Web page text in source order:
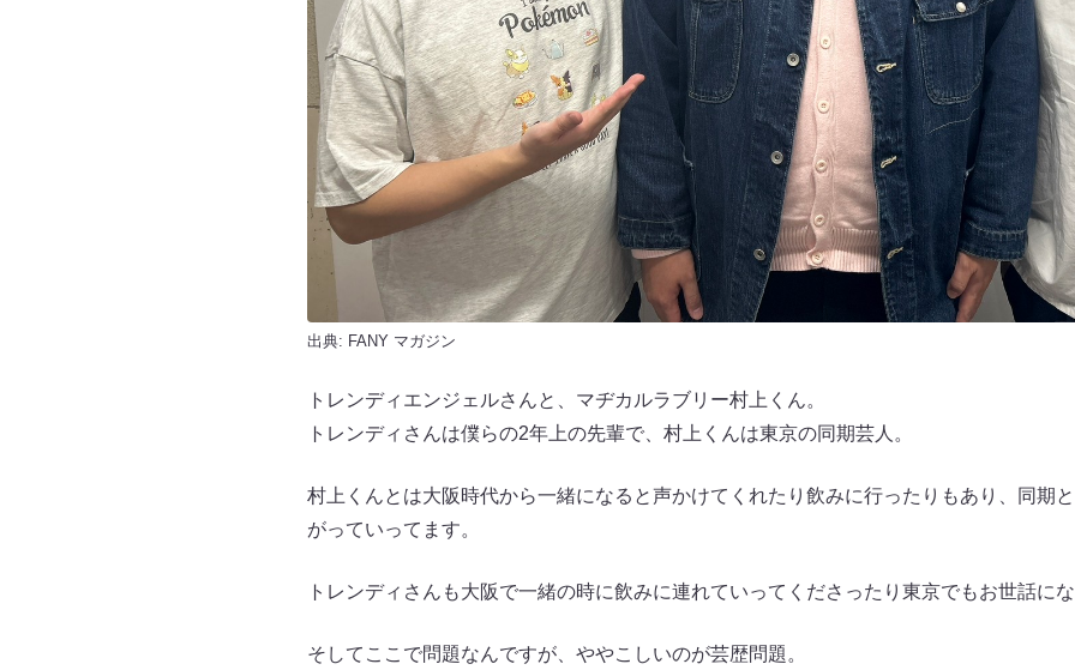
出典: FANY マガジン
トレンディエンジェルさんと、マヂカルラブリー村上くん。
トレンディさんは僕らの2年上の先輩で、村上くんは東京の同期芸人。
村上くんとは大阪時代から一緒になると声かけてくれたり飲みに行ったりもあり、同期
がっていってます。
トレンディさんも大阪で一緒の時に飲みに連れていってくださったり東京でもお世話に
そしてここで問題なんですが、ややこしいのが芸歴問題。